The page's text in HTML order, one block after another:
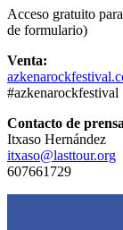
Acceso gratuito
de formulario)
Venta:
#azkenarockfestival
Contacto de
Itxaso Hernández
itxaso@lasttour.org
607661729